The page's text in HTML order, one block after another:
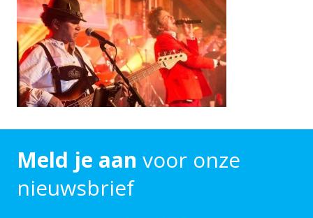
Meld je aan voor onze
nieuwsbrief